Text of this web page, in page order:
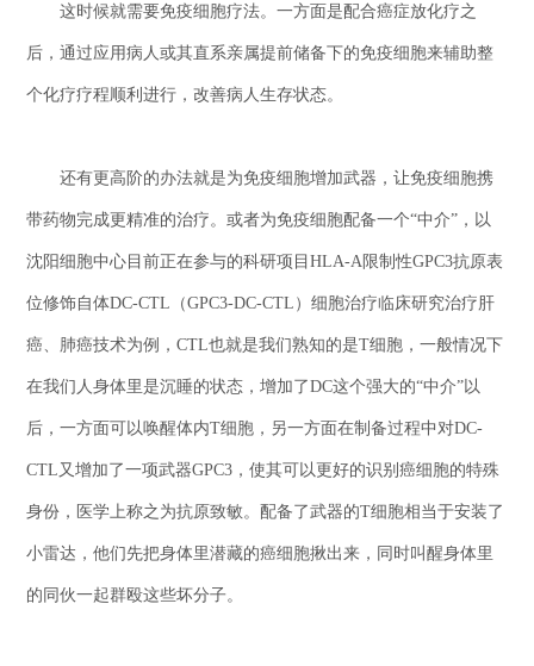
这时候就需要免疫细胞疗法。一方面是配合癌症放化疗之
后，通过应用病人或其直系亲属提前储备下的免疫细胞来辅助整
个化疗疗程顺利进行，改善病人生存状态。
还有更高阶的办法就是为免疫细胞增加武器，让免疫细胞携
带药物完成更精准的治疗。或者为免疫细胞配备一个“中介”，以
沈阳细胞中心目前正在参与的科研项目HLA-A限制性GPC3抗原表
位修饰自体DC-CTL（GPC3-DC-CTL）细胞治疗临床研究治疗肝
癌、肺癌技术为例，CTL也就是我们熟知的是T细胞，一般情况下
在我们人身体里是沉睡的状态，增加了DC这个强大的“中介”以
后，一方面可以唤醒体内T细胞，另一方面在制备过程中对DC-
CTL又增加了一项武器GPC3，使其可以更好的识别癌细胞的特殊
身份，医学上称之为抗原致敏。配备了武器的T细胞相当于安装了
小雷达，他们先把身体里潜藏的癌细胞揪出来，同时叫醒身体里
的同伙一起群殴这些坏分子。